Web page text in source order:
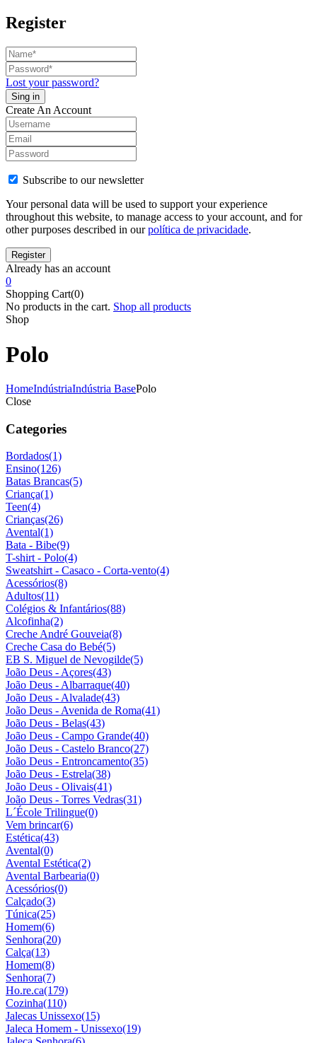
Register
Lost your password?
Create An Account
Subscribe to our newsletter
Your personal data will be used to support your experience
throughout this website, to manage access to your account, and for
other purposes described in ourpolítica de privacidade.
Already has an account
0
Shopping Cart(0)
No products in the cart. Shop all products
Shop
Polo
HomeIndústriaIndústria BasePolo
Close
Categories
Bordados(1)
Ensino(126)
Batas Brancas(5)
Criança(1)
Teen(4)
Crianças(26)
Avental(1)
Bata - Bibe(9)
T-shirt - Polo(4)
Sweatshirt - Casaco - Corta-vento(4)
Acessórios(8)
Adultos(11)
Colégios & Infantários(88)
Alcofinha(2)
Creche André Gouveia(8)
Creche Casa do Bebé(5)
EB S. Miguel de Nevogilde(5)
João Deus - Açores(43)
João Deus - Albarraque(40)
João Deus - Alvalade(43)
João Deus - Avenida de Roma(41)
João Deus - Belas(43)
João Deus - Campo Grande(40)
João Deus - Castelo Branco(27)
João Deus - Entroncamento(35)
João Deus - Estrela(38)
João Deus - Olivais(41)
João Deus - Torres Vedras(31)
L´École Trilingue(0)
Vem brincar(6)
Estética(43)
Avental(0)
Avental Estética(2)
Avental Barbearia(0)
Acessórios(0)
Calçado(3)
Túnica(25)
Homem(6)
Senhora(20)
Calça(13)
Homem(8)
Senhora(7)
Ho.re.ca(179)
Cozinha(110)
Jalecas Unissexo(15)
Jaleca Homem - Unissexo(19)